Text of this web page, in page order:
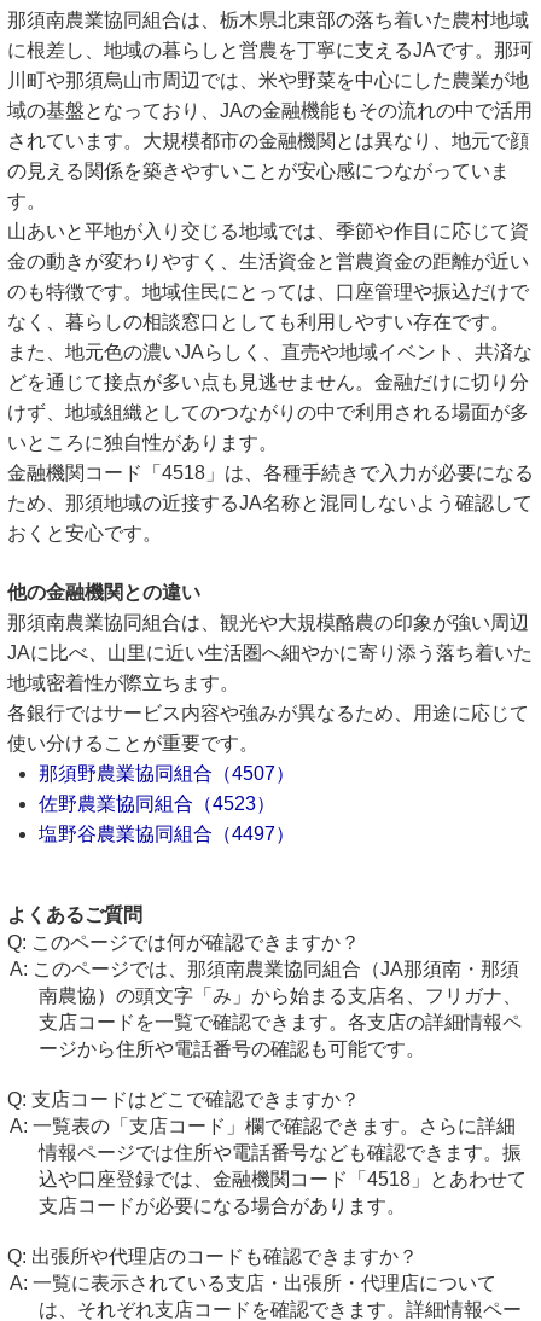
那須南農業協同組合は、栃木県北東部の落ち着いた農村地域
に根差し、地域の暮らしと営農を丁寧に支えるJAです。那珂
川町や那須烏山市周辺では、米や野菜を中心にした農業が地
域の基盤となっており、JAの金融機能もその流れの中で活用
されています。大規模都市の金融機関とは異なり、地元で顔
の見える関係を築きやすいことが安心感につながっていま
す。
山あいと平地が入り交じる地域では、季節や作目に応じて資
金の動きが変わりやすく、生活資金と営農資金の距離が近い
のも特徴です。地域住民にとっては、口座管理や振込だけで
なく、暮らしの相談窓口としても利用しやすい存在です。
また、地元色の濃いJAらしく、直売や地域イベント、共済な
どを通じて接点が多い点も見逃せません。金融だけに切り分
けず、地域組織としてのつながりの中で利用される場面が多
いところに独自性があります。
金融機関コード「4518」は、各種手続きで入力が必要になる
ため、那須地域の近接するJA名称と混同しないよう確認して
おくと安心です。
他の金融機関との違い
那須南農業協同組合は、観光や大規模酪農の印象が強い周辺
JAに比べ、山里に近い生活圏へ細やかに寄り添う落ち着いた
地域密着性が際立ちます。
各銀行ではサービス内容や強みが異なるため、用途に応じて
使い分けることが重要です。
那須野農業協同組合（4507）
佐野農業協同組合（4523）
塩野谷農業協同組合（4497）
よくあるご質問
このページでは何が確認できますか？
このページでは、那須南農業協同組合（JA那須南・那須
南農協）の頭文字「み」から始まる支店名、フリガナ、
支店コードを一覧で確認できます。各支店の詳細情報ペ
ージから住所や電話番号の確認も可能です。
支店コードはどこで確認できますか？
一覧表の「支店コード」欄で確認できます。さらに詳細
情報ページでは住所や電話番号なども確認できます。振
込や口座登録では、金融機関コード「4518」とあわせて
支店コードが必要になる場合があります。
出張所や代理店のコードも確認できますか？
一覧に表示されている支店・出張所・代理店について
は、それぞれ支店コードを確認できます。詳細情報ペー